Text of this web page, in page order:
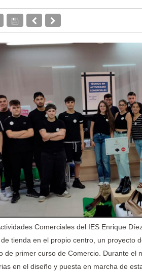
Comerciales del IES Enrique
tienda en el propio centro, un proyecto
de primer curso de Comercio. Durante el
en el diseño y puesta en marcha de